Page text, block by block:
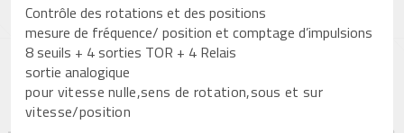
Contrôle des rotations et des positions
mesure de fréquence/ position et comptage d’impulsions
8 seuils + 4 sorties TOR + 4 Relais
sortie analogique
pour vitesse nulle,sens de rotation,sous et sur
vitesse/position